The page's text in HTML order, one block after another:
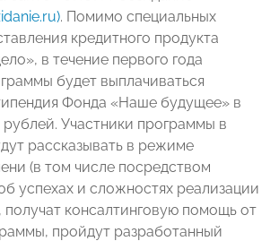
. Помимо специальных
кредитного продукта
в течение первого года
будет выплачиваться
Фонда «Наше будущее» в
рублей. Участники программы в
рассказывать в режиме
(в том числе посредством
успехах и сложностях реализации
получат консалтинговую помощь от
пройдут разработанный